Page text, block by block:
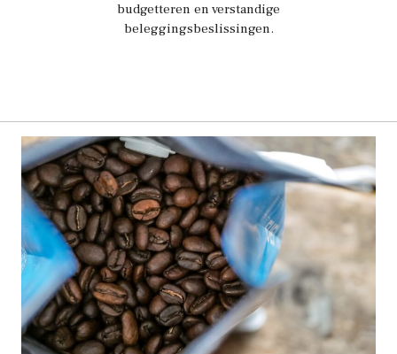
budgetteren en verstandige
beleggingsbeslissingen.